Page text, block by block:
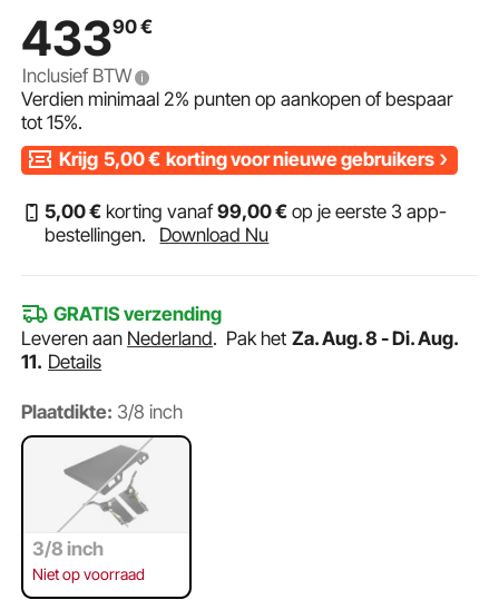
voor bakken, ploegen, vorken
43390€
Inclusief BTW
Verdien minimaal2% punten op aankopen of bespaar
tot15%.
Krijg 5,00€ korting voor nieuwe gebruikers
5,00€ korting vanaf99,00€ op je eerste 3 app-
bestellingen.
Download Nu
GRATIS verzending
Leveren aan Nederland. Pak het Za. Aug. 8 - Di. Aug.
11. Details
Plaatdikte: 3/8 inch
3/8 inch
Niet op voorraad